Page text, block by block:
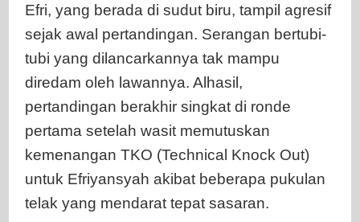
Efri, yang berada di sudut biru, tampil agresif
sejak awal pertandingan. Serangan bertubi-
tubi yang dilancarkannya tak mampu
diredam oleh lawannya. Alhasil,
pertandingan berakhir singkat di ronde
pertama setelah wasit memutuskan
kemenangan TKO (Technical Knock Out)
untuk Efriyansyah akibat beberapa pukulan
telak yang mendarat tepat sasaran.